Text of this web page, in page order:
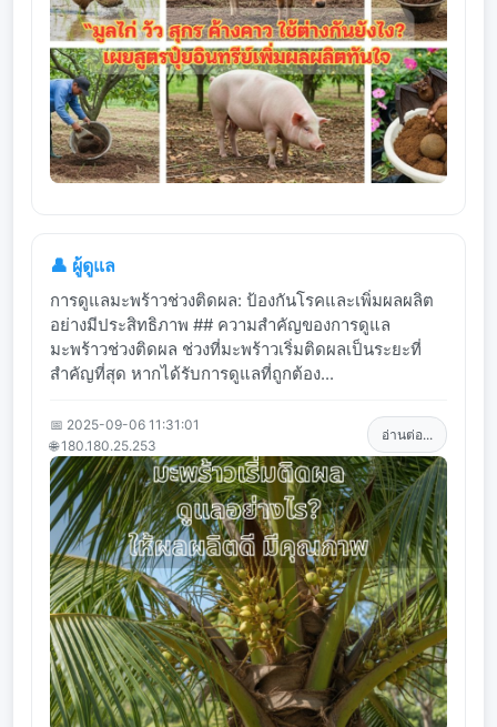
👤 ผู้ดูแล
การดูแลมะพร้าวช่วงติดผล: ป้องกันโรคและเพิ่มผลผลิต
อย่างมีประสิทธิภาพ ## ความสำคัญของการดูแล
มะพร้าวช่วงติดผล ช่วงที่มะพร้าวเริ่มติดผลเป็นระยะที่
สำคัญที่สุด หากได้รับการดูแลที่ถูกต้อง...
📅 2025-09-06 11:31:01
🌐 180.180.25.253
อ่านต่อ...